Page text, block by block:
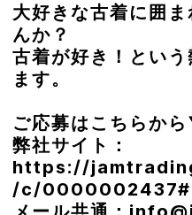
大好きな古着に囲
んか？
古着が好き！とい
ます。
ご応募はこちらか
弊社サイト：
https://
/c/